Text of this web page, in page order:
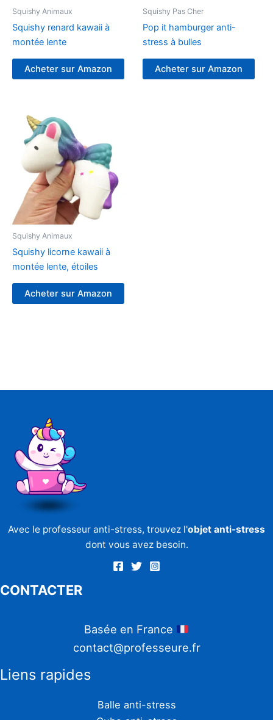
Squishy Animaux
Squishy renard kawaii à
montée lente
Acheter sur Amazon
Squishy Pas Cher
Pop it hamburger anti-
stress à bulles
Acheter sur Amazon
Squishy Animaux
Squishy licorne kawaii à
montée lente, étoiles
Acheter sur Amazon
Avec le professeur anti-stress, trouvez l'objet anti-stress
dont vous avez besoin.
CONTACTER
Basée en France
contact@professeure.fr
Liens rapides
Balle anti-stress